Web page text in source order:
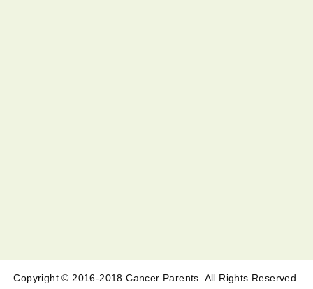
Copyright © 2016-2018 Cancer Parents. All Rights Reserved.